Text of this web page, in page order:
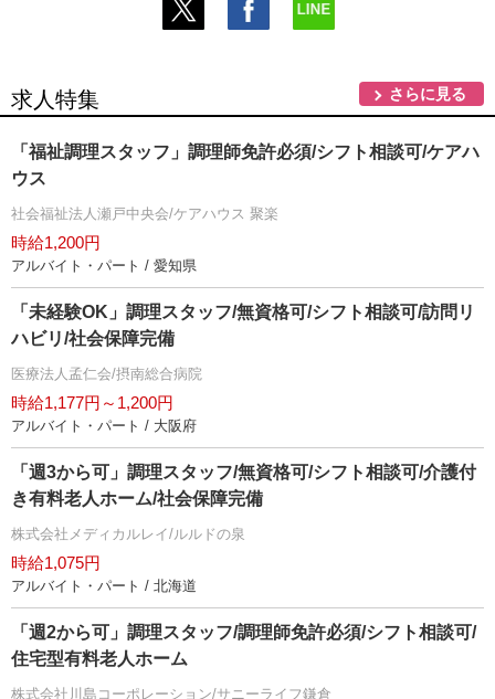
求人特集 さらに見る
「福祉調理スタッフ」調理師免許必須/シフト相談可/ケアハ
ウス
社会福祉法人瀬戸中央会/ケアハウス 聚楽
時給1,200円
アルバイト・パート / 愛知県
「未経験OK」調理スタッフ/無資格可/シフト相談可/訪問リ
ハビリ/社会保障完備
医療法人孟仁会/摂南総合病院
時給1,177円～1,200円
アルバイト・パート / 大阪府
「週3から可」調理スタッフ/無資格可/シフト相談可/介護付
き有料老人ホーム/社会保障完備
株式会社メディカルレイ/ルルドの泉
時給1,075円
アルバイト・パート / 北海道
「週2から可」調理スタッフ/調理師免許必須/シフト相談可/
住宅型有料老人ホーム
株式会社川島コーポレーション/サニーライフ鎌倉